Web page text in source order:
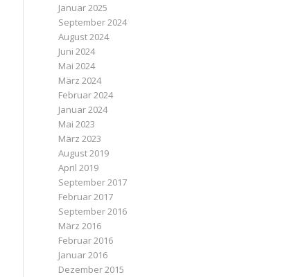
Januar 2025
September 2024
August 2024
Juni 2024
Mai 2024
März 2024
Februar 2024
Januar 2024
Mai 2023
März 2023
August 2019
April 2019
September 2017
Februar 2017
September 2016
März 2016
Februar 2016
Januar 2016
Dezember 2015